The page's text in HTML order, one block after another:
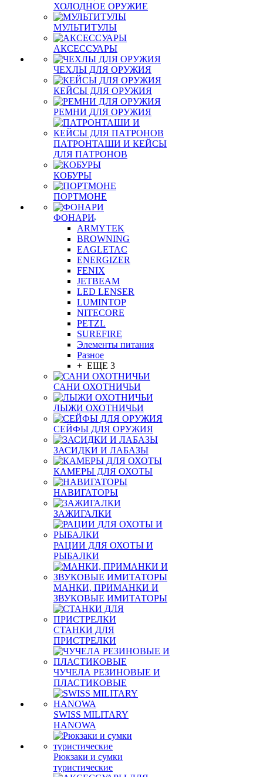
ХОЛОДНОЕ ОРУЖИЕ
МУЛЬТИТУЛЫ
АКСЕССУАРЫ
ЧЕХЛЫ ДЛЯ ОРУЖИЯ
КЕЙСЫ ДЛЯ ОРУЖИЯ
РЕМНИ ДЛЯ ОРУЖИЯ
ПАТРОНТАШИ И КЕЙСЫ
ДЛЯ ПАТРОНОВ
КОБУРЫ
ПОРТМОНЕ
ФОНАРИ
ARMYTEK
BROWNING
EAGLETAC
ENERGIZER
FENIX
JETBEAM
LED LENSER
LUMINTOP
NITECORE
PETZL
SUREFIRE
Элементы питания
Разное
+ ЕЩЕ 3
САНИ ОХОТНИЧЬИ
ЛЫЖИ ОХОТНИЧЬИ
СЕЙФЫ ДЛЯ ОРУЖИЯ
ЗАСИДКИ И ЛАБАЗЫ
КАМЕРЫ ДЛЯ ОХОТЫ
НАВИГАТОРЫ
ЗАЖИГАЛКИ
РАЦИИ ДЛЯ ОХОТЫ И
РЫБАЛКИ
МАНКИ, ПРИМАНКИ И
ЗВУКОВЫЕ ИМИТАТОРЫ
СТАНКИ ДЛЯ
ПРИСТРЕЛКИ
ЧУЧЕЛА РЕЗИНОВЫЕ И
ПЛАСТИКОВЫЕ
SWISS MILITARY
HANOWA
Рюкзаки и сумки
туристические